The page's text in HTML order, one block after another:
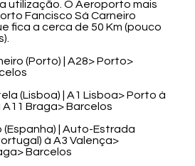
utilização. O Aeroporto mais
Fancisco Sá Carneiro
fica a cerca de 50 Km (pouco
(Porto) | A28> Porto>
(Lisboa) | A1 Lisboa> Porto à
Braga> Barcelos
| Auto-Estrada
à A3 Valença>
Barcelos